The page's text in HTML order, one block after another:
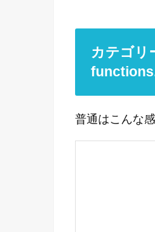
カテゴリ
普通はこんな